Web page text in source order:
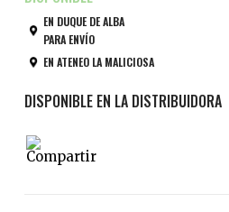
EN DUQUE DE ALBA
PARA ENVÍO
EN ATENEO LA MALICIOSA